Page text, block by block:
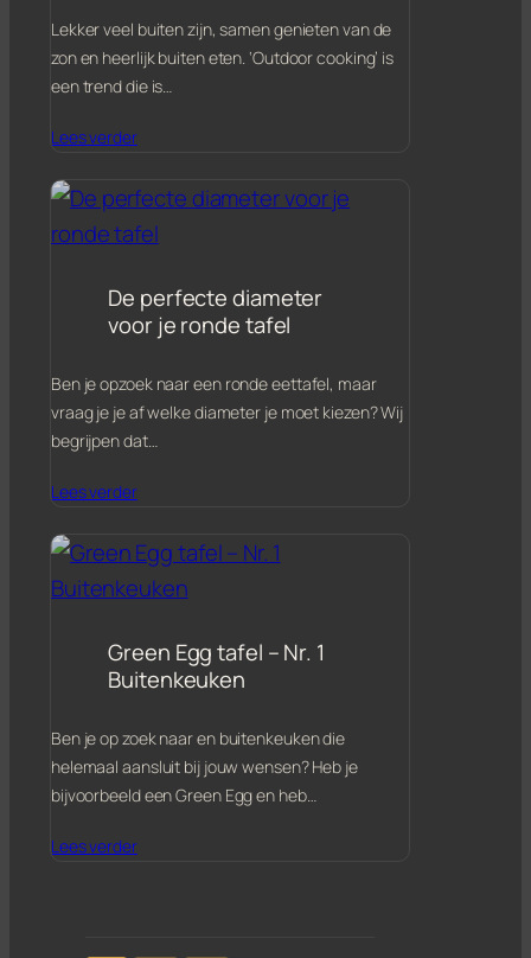
Lekker veel buiten zijn, samen genieten van de
zon en heerlijk buiten eten. ‘Outdoor cooking’ is
een trend die is…
Lees verder
De perfecte diameter
voor je ronde tafel
Ben je opzoek naar een ronde eettafel, maar
vraag je je af welke diameter je moet kiezen? Wij
begrijpen dat…
Lees verder
Green Egg tafel – Nr. 1
Buitenkeuken
Ben je op zoek naar en buitenkeuken die
helemaal aansluit bij jouw wensen? Heb je
bijvoorbeeld een Green Egg en heb…
Lees verder